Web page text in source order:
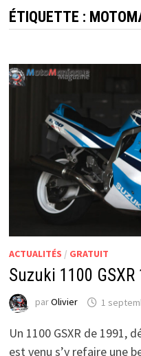
ÉTIQUETTE :
ACTUALITÉS / GRATUIT
Suzuki 1100
parOlivier 1
Un 1100 GSXR de 1991,
est venu s’y refaire une